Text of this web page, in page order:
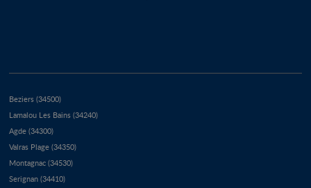
Beziers (34500)
Lamalou Les Bains (34240)
Agde (34300)
Valras Plage (34350)
Montagnac (34530)
Serignan (34410)